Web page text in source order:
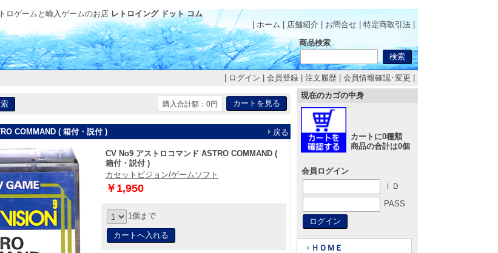
ロゲームと輸入ゲームのお店 レトロイング ドット コム
| ホーム
店舗紹介 お問合せ 特定商取引法
商品検索
ログイン 会員登録 注文履歴 会員情報確認･変更
購入合計額：0円
COMMAND ( 箱付・説付 ) 戻る
CV No9 アストロコマンド ASTRO COMMAND (
箱付・説付 )
カセットビジョン/ゲームソフト
￥1,950
1個まで
現在のカゴの中身
カートに0種類
商品の合計は0個
会員ログイン
ＩＤ
PASS
ＨＯＭＥ